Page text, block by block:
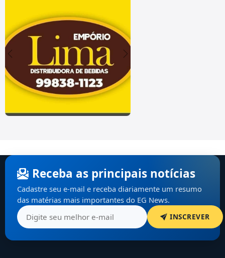
Receba as principais notícias
Cadastre seu e-mail e receba diariamente um resumo
das matérias mais importantes do EG News.
INSCREVER